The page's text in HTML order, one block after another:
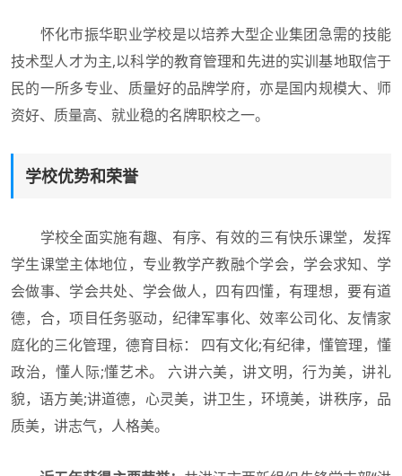
怀化市振华职业学校是以培养大型企业集团急需的技能
技术型人才为主,以科学的教育管理和先进的实训基地取信于
民的一所多专业、质量好的品牌学府，亦是国内规模大、师
资好、质量高、就业稳的名牌职校之一。
学校优势和荣誉
学校全面实施有趣、有序、有效的三有快乐课堂，发挥
学生课堂主体地位，专业教学产教融个学会，学会求知、学
会做事、学会共处、学会做人，四有四懂，有理想，要有道
德，合，项目任务驱动，纪律军事化、效率公司化、友情家
庭化的三化管理，德育目标： 四有文化;有纪律，懂管理，懂
政治，懂人际;懂艺术。 六讲六美，讲文明，行为美，讲礼
貌，语方美;讲道德，心灵美，讲卫生，环境美，讲秩序，品
质美，讲志气，人格美。